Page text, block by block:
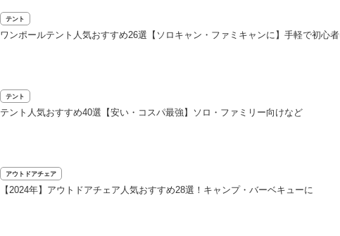
テント
ワンポールテント人気おすすめ26選【ソロキャン・ファミキャンに】手軽で初心者
テント
テント人気おすすめ40選【安い・コスパ最強】ソロ・ファミリー向けなど
アウトドアチェア
【2024年】アウトドアチェア人気おすすめ28選！キャンプ・バーベキューに